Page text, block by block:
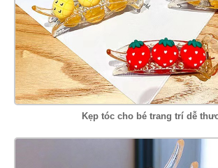
Kẹp tóc cho bé trang trí dễ